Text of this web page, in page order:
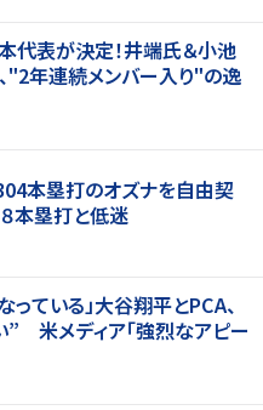
代表が決定！井端氏＆小池
"2年連続メンバー入り"の逸
本塁打のオズナを自由契
本塁打と低迷
っている」大谷翔平とPCA、
” 米メディア「強烈なアピー